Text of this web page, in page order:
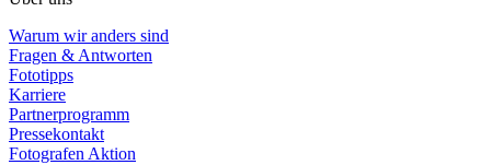
Warum wir anders sind
Fragen & Antworten
Fototipps
Karriere
Partnerprogramm
Pressekontakt
Fotografen Aktion